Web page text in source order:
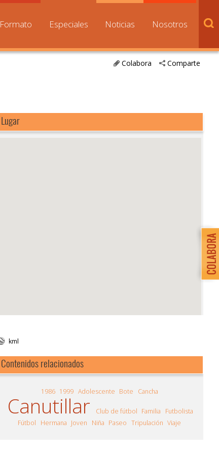
Formato Especiales Noticias Nosotros
Comparte
Colabora
Lugar
kml
Contenidos relacionados
1986 1999 Adolescente Bote Cancha
Canutillar Club de fútbol Familia
Futbolista
Fútbol
Hermana Joven Niña Paseo Tripulación Viaje